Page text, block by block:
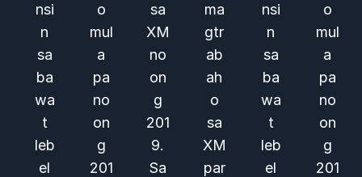
nsi
n
sa
ba
wa
t
leb
el
o
mul
a
pa
no
on
g
201
sa
XM
no
on
g
201
9.
Sa
ma
gtr
ab
ah
o
sa
XM
par
nsi
n
sa
ba
wa
t
leb
el
o
mul
a
pa
no
on
g
201